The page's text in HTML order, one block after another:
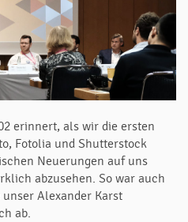
erinnert, als wir die ersten
Fotolia und Shutterstock
Neuerungen auf uns
abzusehen. So war auch
Alexander Karst
ab.